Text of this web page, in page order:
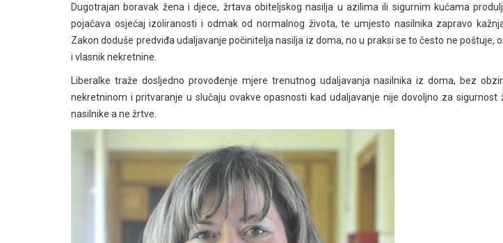
Dugotrajan boravak žena i djece, žrtava obiteljskog nasilja u azilima ili sigurnim kućama
pojačava osjećaj izoliranosti i odmak od normalnog života, te umjesto nasilnika zapravo
Zakon doduše predviđa udaljavanje počinitelja nasilja iz doma, no u praksi se to često ne poštuje,
i vlasnik nekretnine.
Liberalke traže dosljedno provođenje mjere trenutnog udaljavanja nasilnika iz doma, bez
nekretninom i pritvaranje u slučaju ovakve opasnosti kad udaljavanje nije dovoljno za sigurnost
nasilnike a ne žrtve.